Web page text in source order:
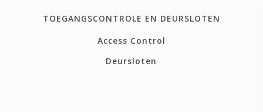
TOEGANGSCONTROLE EN DEURSLOTEN
Access Control
Deursloten